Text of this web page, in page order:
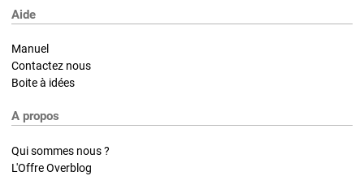
Aide
Manuel
Contactez nous
Boite à idées
A propos
Qui sommes nous ?
L'Offre Overblog